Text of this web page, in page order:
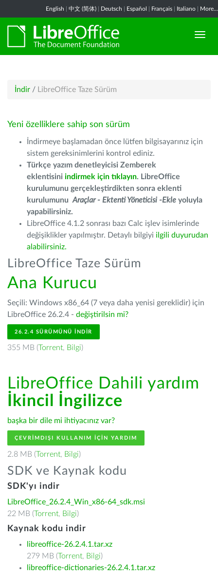
English 中文 (简体) Deutsch Español Français Italiano More...
İndir / LibreOffice Taze Sürüm
Yeni özelliklere sahip son sürüm
İndirmeye başlamadan önce lütfen bilgisayarınız için
sistem gereksinimlerini kontrol ediniz.
Türkçe yazım denetleyicisi Zemberek
eklentisini indirmek için tıklayın. LibreOffice
kurulumunu gerçekleştirdikten sonra eklenti
kurulumunu Araçlar - Ektenti Yöneticisi -Ekle yoluyla
yapabilirsiniz.
LibreOffice 4.1.2 sonrası bazı Calc işlev isimlerinde
değişiklikler yapılmıştır. Detaylı bilgiyi ilgili duyurudan
alabilirsiniz.
LibreOffice Taze Sürüm
Ana Kurucu
Seçili: Windows x86_64 (7 veya daha yenisi gereklidir) için
LibreOffice 26.2.4 - değiştirilsin mi?
26.2.4 SÜRÜMÜNÜ İNDIR
355 MB (Torrent, Bilgi)
LibreOffice Dahili yardım
İkincil İngilizce
başka bir dile mi ihtiyacınız var?
ÇEVRIMDIŞI KULLANIM IÇIN YARDIM
2.8 MB (Torrent, Bilgi)
SDK ve Kaynak kodu
SDK'yı indir
LibreOffice_26.2.4_Win_x86-64_sdk.msi
22 MB (Torrent, Bilgi)
Kaynak kodu indir
libreoffice-26.2.4.1.tar.xz
279 MB (Torrent, Bilgi)
libreoffice-dictionaries-26.2.4.1.tar.xz